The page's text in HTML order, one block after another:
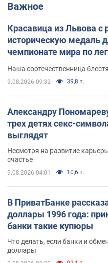
Важное
Красавица из Львова с
историческую медаль
чемпионате мира по
Наша соотечественница
9.08.2026 09:32 39,8 т.
Александру
трех детях секс-
выглядят
Несмотря на развитие
счастье
9.08.2026 04:01 10,6 т.
В ПриватБанке
доллары 1996 года:
банки такие купюры
Что делать, если банки и
доллары